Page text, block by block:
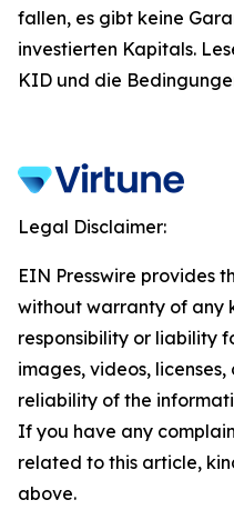
fallen, es gibt keine
investierten Kapitals.
KID und die
Legal Disclaimer:
EIN Presswire provides
without warranty of any
responsibility or liability
images, videos,
reliability of the
If you have any
related to this article,
above.